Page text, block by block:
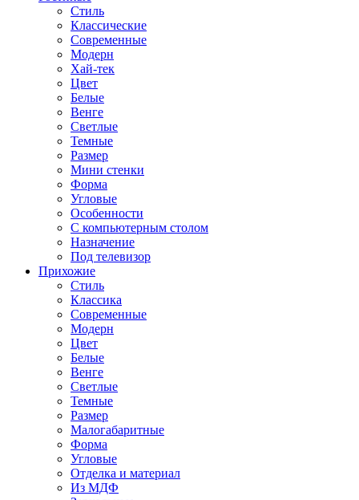
Стиль
Классические
Современные
Модерн
Хай-тек
Цвет
Белые
Венге
Светлые
Темные
Размер
Мини стенки
Форма
Угловые
Особенности
С компьютерным столом
Назначение
Под телевизор
Прихожие
Стиль
Классика
Современные
Модерн
Цвет
Белые
Венге
Светлые
Темные
Размер
Малогабаритные
Форма
Угловые
Отделка и материал
Из МДФ